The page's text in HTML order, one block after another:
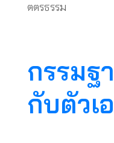
ตตรธรรม
กรรมฐ
กับตัวเ